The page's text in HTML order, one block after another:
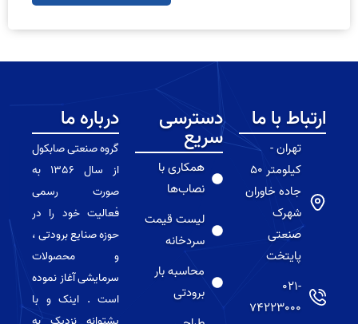
ارتباط با ما
تهران -
کیلومتر 50
جاده خاوران
شهرک
صنعتی
پایتخت
021-
74223000
دسترسی
سریع
همکاری با
نصاب‌ها
لیست قیمت
سردخانه
محاسبه بار
برودتی
درباره ما
گروه صنعتی صابکول
از سال 1356 به
صورت رسمی
فعالیت خود را در
حوزه صنایع برودتی ،
و محصولات
سرمایشی آغاز نموده
است . اینک و با